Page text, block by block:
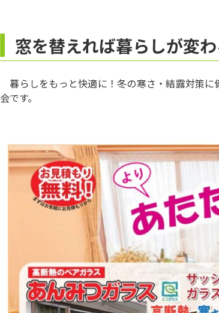
窓を替えれば暮らしが変わ
暮らしをもっと快適に！冬の寒さ・結露対策
会です。